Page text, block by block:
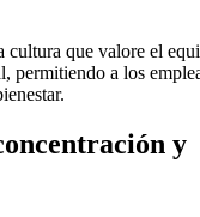
cultura que valore el
permitiendo a los
y